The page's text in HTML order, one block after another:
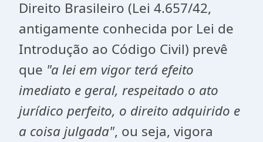
Direito Brasileiro (Lei 4.657/42,
antigamente conhecida por Lei de
Introdução ao Código Civil) prevê
que "a lei em vigor terá efeito
imediato e geral, respeitado o ato
jurídico perfeito, o direito adquirido e
a coisa julgada", ou seja, vigora